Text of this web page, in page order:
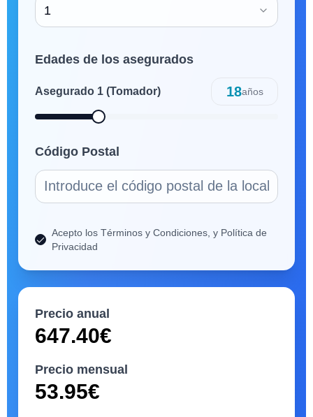
1
Edades de los asegurados
Asegurado 1 (Tomador) 18años
Código Postal
Acepto los Términos y Condiciones, y Política de
Privacidad
Precio anual
647.40€
Precio mensual
53.95€